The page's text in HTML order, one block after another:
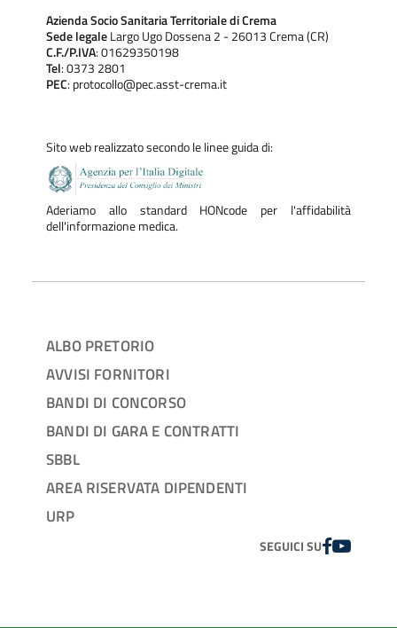
Azienda Socio Sanitaria Territoriale di Crema
Sede legaleLargo Ugo Dossena 2 - 26013 Crema (CR)
C.F./P.IVA: 01629350198
Tel: 0373 2801
PEC: protocollo@pec.asst-crema.it
Sito web realizzato secondo le linee guida di:
Aderiamo allo standard HONcode per l'affidabilità
dell'informazione medica.
ALBO PRETORIO
AVVISI FORNITORI
BANDI DI CONCORSO
BANDI DI GARA E CONTRATTI
SBBL
AREA RISERVATA DIPENDENTI
URP
SEGUICI SUFACEBOOK
YOUTUBE